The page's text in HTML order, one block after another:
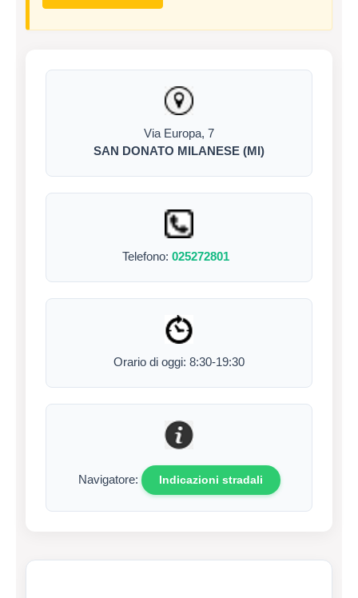
Via Europa, 7
SAN DONATO MILANESE (MI)
Telefono: 025272801
Orario di oggi: 8:30-19:30
Navigatore: Indicazioni stradali